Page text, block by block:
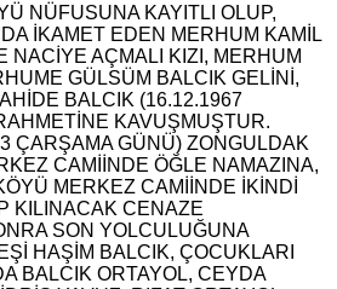
NÜFUSUNA KAYITLI OLUP,
İKAMET EDEN MERHUM KAMİL
NACİYE AÇMALI KIZI, MERHUM
GÜLSÜM BALCIK GELİNİ,
BALCIK (16.12.1967
KAVUŞMUŞTUR.
ÇARŞAMA GÜNÜ) ZONGULDAK
CAMİİNDE ÖĞLE NAMAZINA,
MERKEZ CAMİİNDE İKİNDİ
KILINACAK CENAZE
SON YOLCULUĞUNA
HAŞİM BALCIK, ÇOCUKLARI
BALCIK ORTAYOL, CEYDA